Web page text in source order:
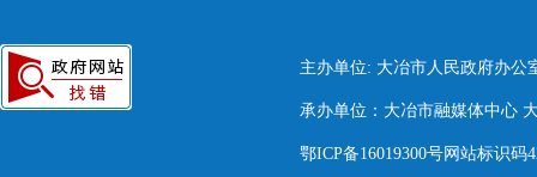
主办单位: 大冶市人民政府办公
承办单位：大冶市融媒体中心
鄂ICP备16019300号网站标识码